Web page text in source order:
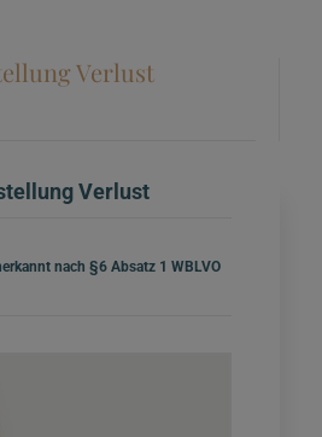
Verlust
Verlust
nach §6 Absatz 1 WBLVO